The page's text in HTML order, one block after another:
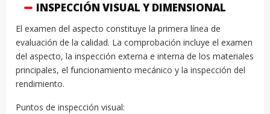
INSPECCIÓN VISUAL Y DIMENSIONAL
El examen del aspecto constituye la primera línea de
evaluación de la calidad. La comprobación incluye el examen
del aspecto, la inspección externa e interna de los materiales
principales, el funcionamiento mecánico y la inspección del
rendimiento.
Puntos de inspección visual: